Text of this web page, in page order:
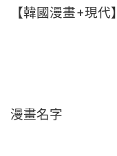
【韓國漫畫+現代】
漫畫名字